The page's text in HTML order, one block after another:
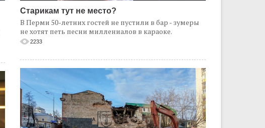
Старикам тут не место?
В Перми 50-летних гостей не пустили в бар - зумеры
не хотят петь песни миллениалов в караоке.
2233